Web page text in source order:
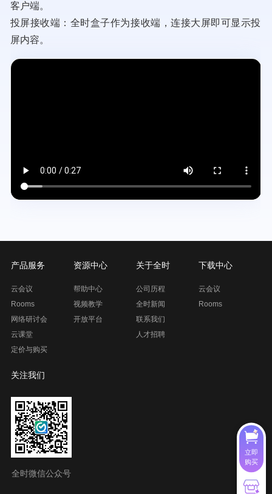
客户端。
投屏接收端：全时盒子作为接收端，连接大屏即可显示投
屏内容。
Video
产品服务
云会议
Rooms
网络研讨会
云课堂
定价与购买
资源中心
帮助中心
视频教学
开放平台
关于全时
公司历程
全时新闻
联系我们
人才招聘
下载中心
云会议
Rooms
关注我们
全时微信公众号
立即
购买